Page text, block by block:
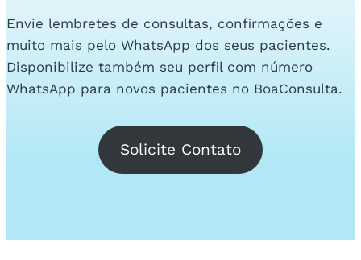
Envie lembretes de consultas, confirmações e
muito mais pelo WhatsApp dos seus pacientes.
Disponibilize também seu perfil com número
WhatsApp para novos pacientes no BoaConsulta.
Solicite Contato